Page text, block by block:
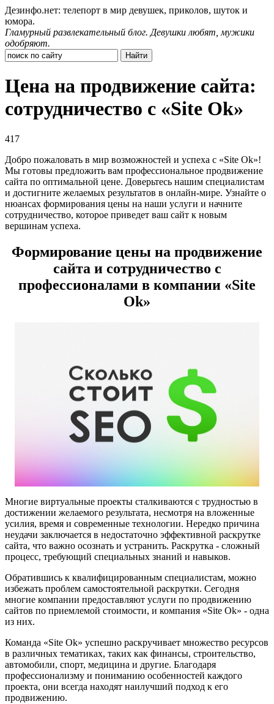
Дезинфо.нет: телепорт в мир девушек, приколов, шуток и
юмора.
Гламурный развлекательный блог. Девушки любят, мужики
одобряют.
Цена на продвижение сайта:
сотрудничество с «Site Ok‎»
417
Добро пожаловать в мир возможностей и успеха с «Site Ok‎»!
Мы готовы предложить вам профессиональное продвижение
сайта по оптимальной цене. Доверьтесь нашим специалистам
и достигните желаемых результатов в онлайн-мире. Узнайте о
нюансах формирования цены на наши услуги и начните
сотрудничество, которое приведет ваш сайт к новым
вершинам успеха.
Формирование цены на продвижение
сайта и сотрудничество с
профессионалами в компании «Site
Ok‎»
Многие виртуальные проекты сталкиваются с трудностью в
достижении желаемого результата, несмотря на вложенные
усилия, время и современные технологии. Нередко причина
неудачи заключается в недостаточно эффективной раскрутке
сайта, что важно осознать и устранить. Раскрутка - сложный
процесс, требующий специальных знаний и навыков.
Обратившись к квалифицированным специалистам, можно
избежать проблем самостоятельной раскрутки. Сегодня
многие компании предоставляют услуги по продвижению
сайтов по приемлемой стоимости, и компания «Site Ok‎» - одна
из них.
Команда «Site Ok‎» успешно раскручивает множество ресурсов
в различных тематиках, таких как финансы, строительство,
автомобили, спорт, медицина и другие. Благодаря
профессионализму и пониманию особенностей каждого
проекта, они всегда находят наилучший подход к его
продвижению.